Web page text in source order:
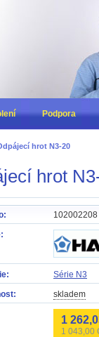
hrot N3-20
hrot
102002208
Série N3
skladem
1
1 043,00
Podpora